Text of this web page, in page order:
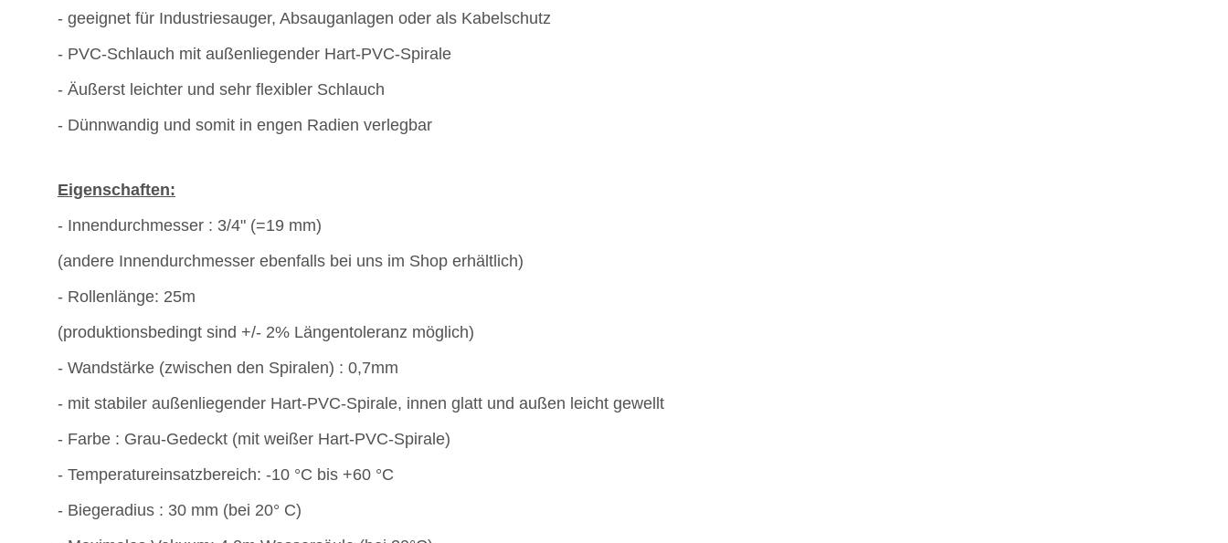
- geeignet für Industriesauger, Absauganlagen oder als Kabelschutz
- PVC-Schlauch mit außenliegender Hart-PVC-Spirale
- Äußerst leichter und sehr flexibler Schlauch
- Dünnwandig und somit in engen Radien verlegbar
Eigenschaften:
- Innendurchmesser : 3/4" (=19 mm)
(andere Innendurchmesser ebenfalls bei uns im Shop erhältlich)
- Rollenlänge: 25m
(produktionsbedingt sind +/- 2% Längentoleranz möglich)
- Wandstärke (zwischen den Spiralen) : 0,7mm
- mit stabiler außenliegender Hart-PVC-Spirale, innen glatt und außen leicht gewellt
- Farbe : Grau-Gedeckt (mit weißer Hart-PVC-Spirale)
- Temperatureinsatzbereich: -10 °C bis +60 °C
- Biegeradius : 30 mm (bei 20° C)